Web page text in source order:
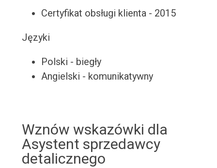
Certyfikat obsługi klienta - 2015
Języki
Polski - biegły
Angielski - komunikatywny
Wznów wskazówki dla
Asystent sprzedawcy
detalicznego